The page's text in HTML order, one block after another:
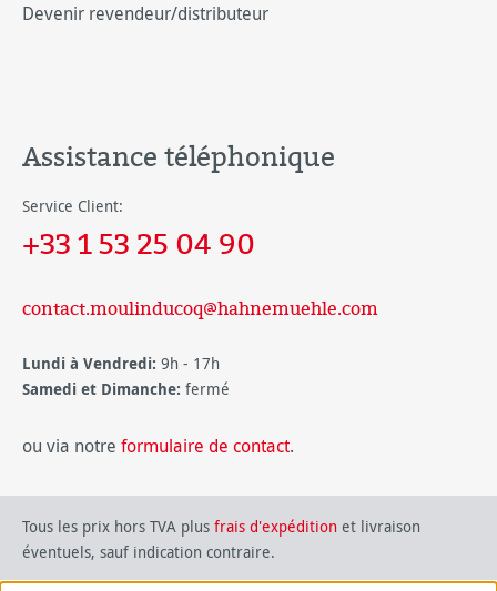
Devenir revendeur/distributeur
Assistance téléphonique
Service Client:
+33 1 53 25 04 90
contact.moulinducoq@hahnemuehle.com
Lundi à Vendredi: 9h - 17h
Samedi et Dimanche: fermé
ou via notre formulaire de contact.
Tous les prix hors TVA plus frais d'expédition et livraison
éventuels, sauf indication contraire.